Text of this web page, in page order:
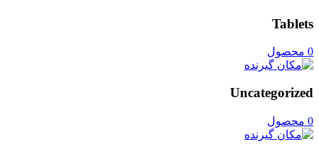
Tablets
0 محصول
Uncategorized
0 محصول